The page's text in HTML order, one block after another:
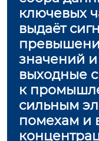
ключевых
выдаёт
значений
выходные
к
сильным
помехам и